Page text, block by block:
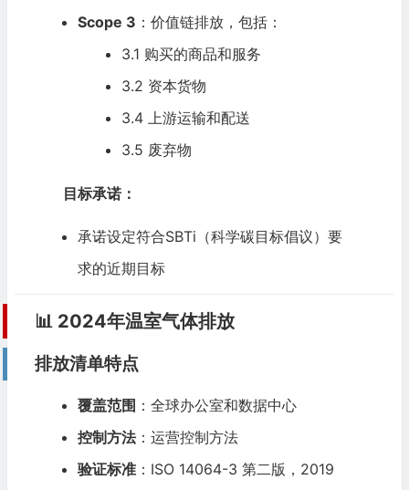
Scope 3 ：价值链排放，包括：
3.1 购买的商品和服务
3.2 资本货物
3.4 上游运输和配送
3.5 废弃物
目标承诺：
承诺设定符合SBTi（科学碳目标倡议）要
求的近期目标
📊 2024年温室气体排放
排放清单特点
覆盖范围 ：全球办公室和数据中心
控制方法：运营控制方法
验证标准：ISO 14064-3 第二版，2019